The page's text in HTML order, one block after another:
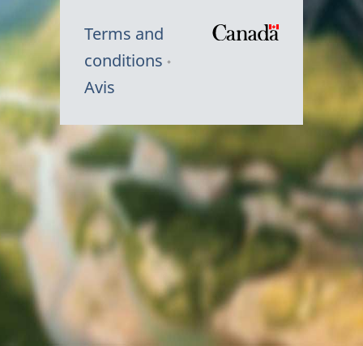
Terms and
conditions
Avis
Canada